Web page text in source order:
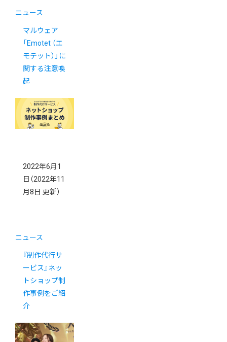
ニュース
マルウェア
「Emotet （エ
モテット）」に
関する注意喚
起
2022年6月1
日 （2022年11
月8日 更新）
ニュース
『制作代行サ
ービス』ネッ
トショップ制
作事例をご紹
介